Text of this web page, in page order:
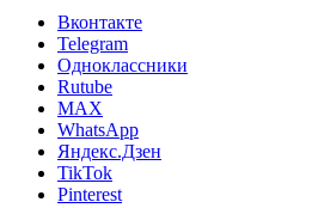
Вконтакте
Telegram
Одноклассники
Rutube
MAX
WhatsApp
Яндекс.Дзен
TikTok
Pinterest